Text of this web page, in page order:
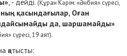
, - дейді. (Құран Кәрім: «Әнбия» сүресі,
қасындағылар, Оған
да, шаршамайды»
сүресі, 19 аят).
қатысты: